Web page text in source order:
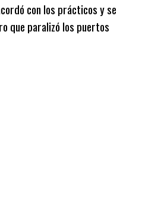
con los prácticos y se
que paralizó los puertos